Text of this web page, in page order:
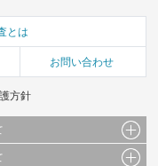
とは
お問い合わせ
方針
、画像データ等）及びこれらの配